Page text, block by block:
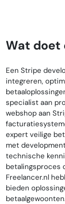
Wat doet
Een Stripe
integreren,
specialist aan
webshop aan
expert veilige
met
technische
betalingsproces
Freelancer.nl
bieden